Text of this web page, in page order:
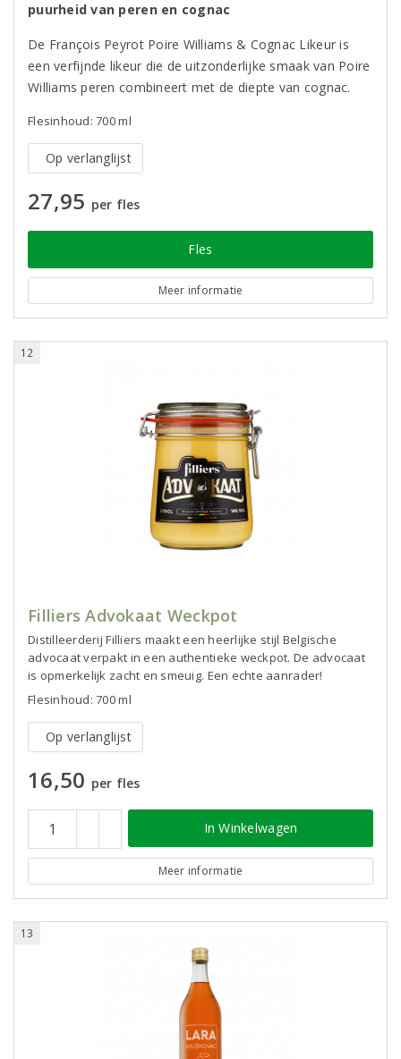
puurheid van peren en cognac
De François Peyrot Poire Williams & Cognac Likeur is
een verfijnde likeur die de uitzonderlijke smaak van Poire
Williams peren combineert met de diepte van cognac.
Flesinhoud: 700 ml
Op verlanglijst
27,95 per fles
Fles
Meer informatie
12
Filliers Advokaat Weckpot
Distilleerderij Filliers maakt een heerlijke stijl Belgische
advocaat verpakt in een authentieke weckpot. De advocaat
is opmerkelijk zacht en smeuig. Een echte aanrader!
Flesinhoud: 700 ml
Op verlanglijst
16,50 per fles
In Winkelwagen
Meer informatie
13